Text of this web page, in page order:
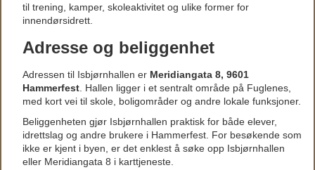
til trening, kamper, skoleaktivitet og ulike former for
innendørsidrett.
Adresse og beliggenhet
Adressen til Isbjørnhallen er Meridiangata 8, 9601
Hammerfest . Hallen ligger i et sentralt område på Fuglenes,
med kort vei til skole, boligområder og andre lokale funksjoner.
Beliggenheten gjør Isbjørnhallen praktisk for både elever,
idrettslag og andre brukere i Hammerfest. For besøkende som
ikke er kjent i byen, er det enklest å søke opp Isbjørnhallen
eller Meridiangata 8 i karttjeneste.